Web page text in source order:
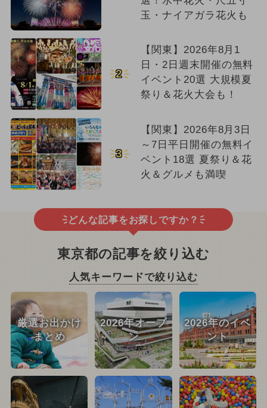
玉・ナイアガラ花火も
2
【関東】2026年8月1
日・2日週末開催の無料
イベント20選 大規模夏
祭り＆花火大会も！
3
【関東】2026年8月3日
～7日平日開催の無料イ
ベント18選 夏祭り＆花
火＆グルメも満喫
どんな記事をお探しですか？
東京都の記事を絞り込む
人気キーワードで絞り込む
厳選お出かけ
まとめ
2026年オープ
ン
2026年のイベ
ント